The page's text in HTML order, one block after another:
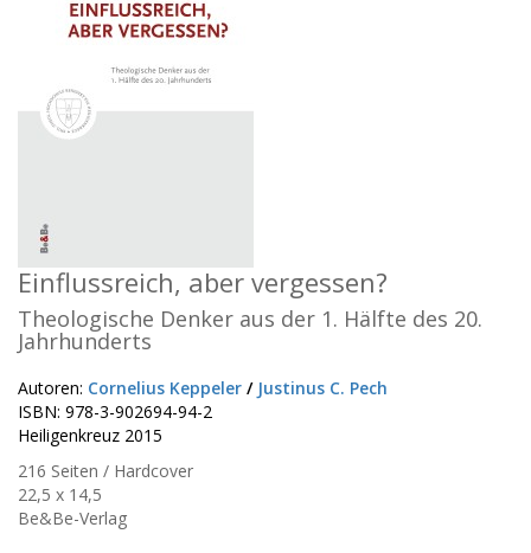
Einflussreich, aber vergessen?
Theologische Denker aus der 1. Hälfte des 20.
Jahrhunderts
Autoren: Cornelius Keppeler / Justinus C. Pech
ISBN: 978-3-902694-94-2
Heiligenkreuz 2015
216 Seiten / Hardcover
22,5 x 14,5
Be&Be-Verlag